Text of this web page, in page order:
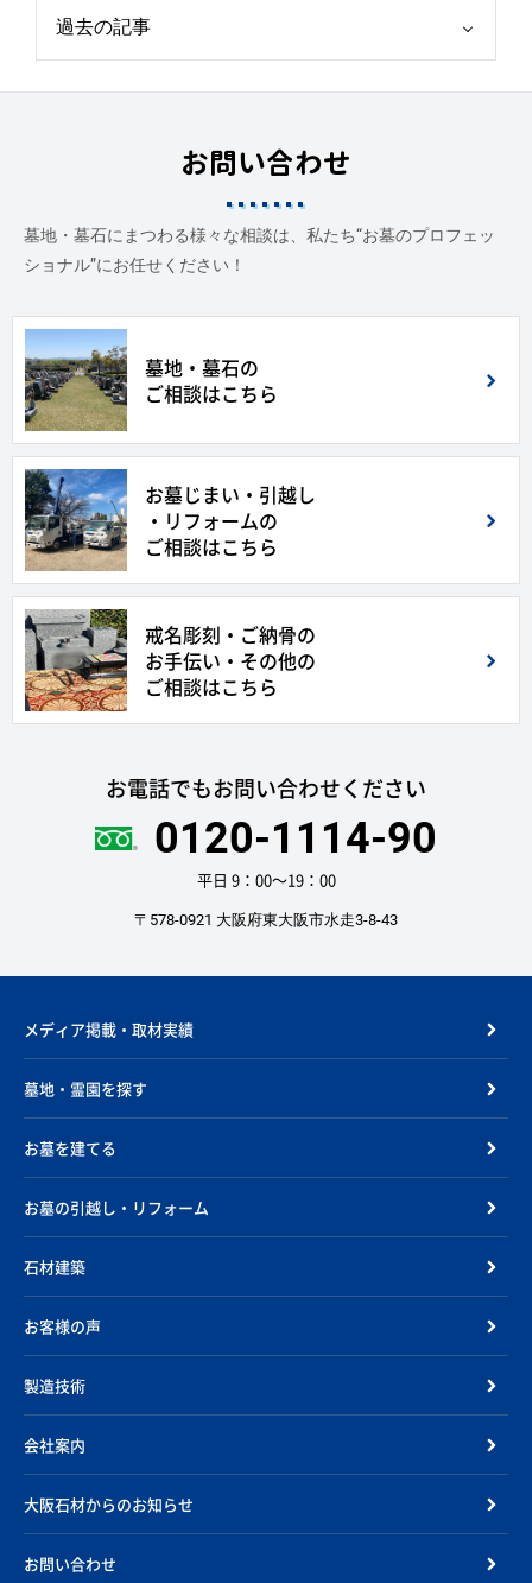
お問い合わせ
墓地・墓石にまつわる様々な相談は、私たち“お墓のプロフェッ
ショナル”にお任せください！
墓地・墓石の
ご相談はこちら
お墓じまい・引越し
・リフォームの
ご相談はこちら
戒名彫刻・ご納骨の
お手伝い・その他の
ご相談はこちら
お電話でもお問い合わせください
0120-1114-90
平日 9：00〜19：00
〒578-0921 大阪府東大阪市水走3-8-43
メディア掲載・取材実績
墓地・霊園を探す
お墓を建てる
お墓の引越し・リフォーム
石材建築
お客様の声
製造技術
会社案内
大阪石材からのお知らせ
お問い合わせ